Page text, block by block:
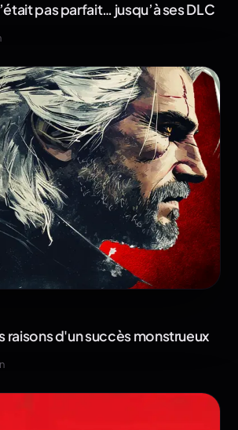
pas parfait… jusqu’à ses DLC
raisons d'un succès monstrueux